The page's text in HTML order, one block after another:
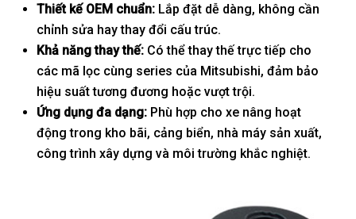
Thiết kế OEM chuẩn: Lắp đặt dễ dàng, không cần
chỉnh sửa hay thay đổi cấu trúc.
Khả năng thay thế: Có thể thay thế trực tiếp cho
các mã lọc cùng series của Mitsubishi, đảm bảo
hiệu suất tương đương hoặc vượt trội.
Ứng dụng đa dạng: Phù hợp cho xe nâng hoạt
động trong kho bãi, cảng biển, nhà máy sản xuất,
công trình xây dựng và môi trường khắc nghiệt.